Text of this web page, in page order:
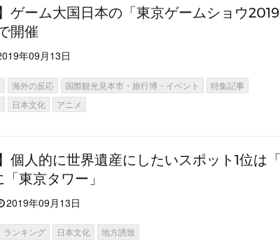
ゲーム大国日本の「東京ゲームショウ
開催
年09月13日
海外の反応 国際観光見本市・旅行博・イベント
特集記事
日本文化 アニメ
個人的に世界遺産にしたいスポット1位は
東京タワー」
2019年09月13日
ランキング 日本文化 地方誘致